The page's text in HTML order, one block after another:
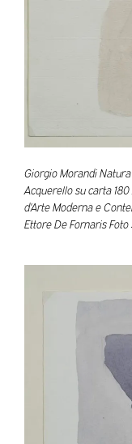
Giorgio Morandi
Acquerello su carta
d’Arte Moderna e
Ettore De Fornaris